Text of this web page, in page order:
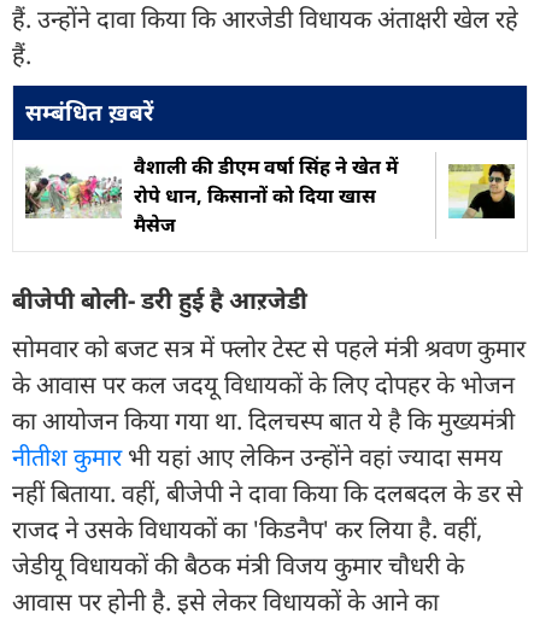
हैं. उन्होंने दावा किया कि आरजेडी विधायक अंताक्षरी खेल रहे
हैं.
सम्बंधित ख़बरें
वैशाली की डीएम वर्षा सिंह ने खेत में
रोपे धान, किसानों को दिया खास
मैसेज
बीजेपी बोली- डरी हुई है आऱजेडी
सोमवार को बजट सत्र में फ्लोर टेस्ट से पहले मंत्री श्रवण कुमार
के आवास पर कल जदयू विधायकों के लिए दोपहर के भोजन
का आयोजन किया गया था. दिलचस्प बात ये है कि मुख्यमंत्री
नीतीश कुमारभी यहां आए लेकिन उन्होंने वहां ज्यादा समय
नहीं बिताया. वहीं, बीजेपी ने दावा किया कि दलबदल के डर से
राजद ने उसके विधायकों का 'किडनैप' कर लिया है. वहीं,
जेडीयू विधायकों की बैठक मंत्री विजय कुमार चौधरी के
आवास पर होनी है. इसे लेकर विधायकों के आने का